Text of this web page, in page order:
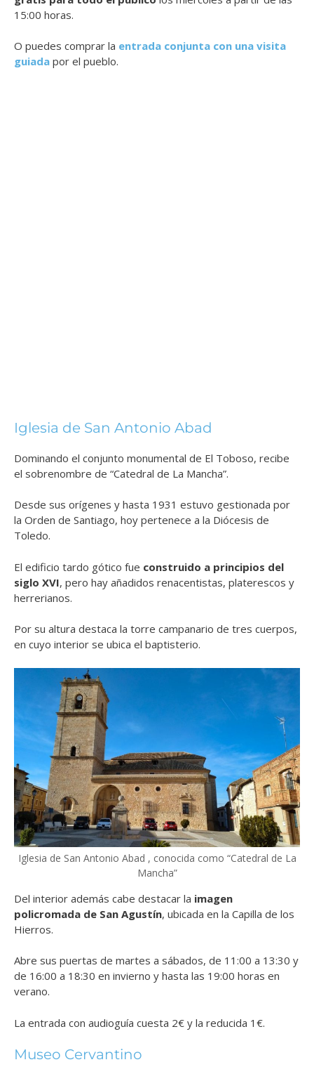
15:00 horas.
O puedes comprar la entrada conjunta con una visita
guiada por el pueblo.
Iglesia de San Antonio Abad
Dominando el conjunto monumental de El Toboso, recibe
el sobrenombre de “Catedral de La Mancha”.
Desde sus orígenes y hasta 1931 estuvo gestionada por
la Orden de Santiago, hoy pertenece a la Diócesis de
Toledo.
El edificio tardo gótico fue construido a principios del
siglo XVI, pero hay añadidos renacentistas, platerescos y
herrerianos.
Por su altura destaca la torre campanario de tres cuerpos,
en cuyo interior se ubica el baptisterio.
Iglesia de San Antonio Abad , conocida como “Catedral de La
Mancha”
Del interior además cabe destacar la imagen
policromada de San Agustín, ubicada en la Capilla de los
Hierros.
Abre sus puertas de martes a sábados, de 11:00 a 13:30 y
de 16:00 a 18:30 en invierno y hasta las 19:00 horas en
verano.
La entrada con audioguía cuesta 2€ y la reducida 1€.
Museo Cervantino